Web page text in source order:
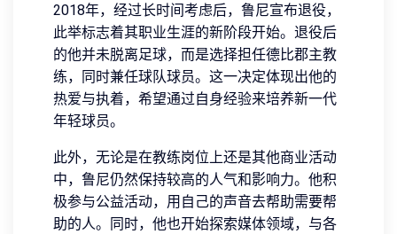
2018年，经过长时间考虑后，鲁尼宣布退役，
此举标志着其职业生涯的新阶段开始。退役后
的他并未脱离足球，而是选择担任德比郡主教
练，同时兼任球队球员。这一决定体现出他的
热爱与执着，希望通过自身经验来培养新一代
年轻球员。
此外，无论是在教练岗位上还是其他商业活动
中，鲁尼仍然保持较高的人气和影响力。他积
极参与公益活动，用自己的声音去帮助需要帮
助的人。同时，他也开始探索媒体领域，与各